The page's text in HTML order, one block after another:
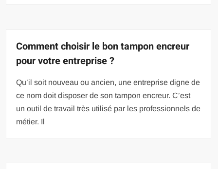
Comment choisir le bon tampon encreur
pour votre entreprise ?
Qu’il soit nouveau ou ancien, une entreprise digne de
ce nom doit disposer de son tampon encreur. C’est
un outil de travail très utilisé par les professionnels de
métier. Il